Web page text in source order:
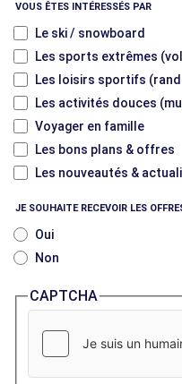
VOUS ÊTES INTÉRESSÉS PAR
Le ski / snowboard
Les sports extrêmes
Les loisirs sportifs
Les activités douces
Voyager en famille
Les bons plans & offres
Les nouveautés &
JE SOUHAITE RECEVOIR LES
Oui
Non
CAPTCHA